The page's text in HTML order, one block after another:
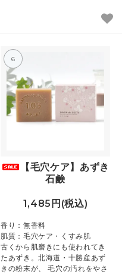
6
【毛穴ケア】あずき
石鹸
1,485円(税込)
香り：無香料
肌質：毛穴ケア・くすみ肌
古くから肌磨きにも使われてき
たあずき。北海道・十勝産あず
きの粉末が、 毛穴の汚れをやさ